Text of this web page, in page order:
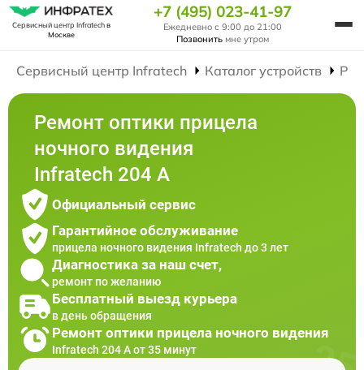
Сервисный центр Infratechв
Москве
+7 (495) 023-41-97
Ежедневно с 9:00 до 21:00
Позвонить мне утром
Сервисный центр Infratech Каталог устройств
Ремонт оптики прицела
ночного видения
Infratech 204 А
Официальный сервис
Гарантийное обслуживание
прицела ночного видения Infratech до 3 лет
Диагностика за наш счет,
ремонт по желанию
Бесплатный выезд курьера
в день обращения
Ремонт оптики прицела ночного видения
Infratech 204 А от 35 минут